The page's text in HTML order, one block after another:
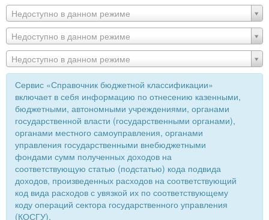
Недоступно в данном режиме
Недоступно в данном режиме
Недоступно в данном режиме
Сервис «Справочник бюджетной классификации»
включает в себя информацию по отнесению казенными,
бюджетными, автономными учреждениями, органами
государственной власти (государственными органами),
органами местного самоуправления, органами
управления государственными внебюджетными
фондами сумм полученных доходов на
соответствующую статью (подстатью) кода подвида
доходов, произведенных расходов на соответствующий
код вида расходов с увязкой их по соответствующему
коду операций сектора государственного управления
(КОСГУ).